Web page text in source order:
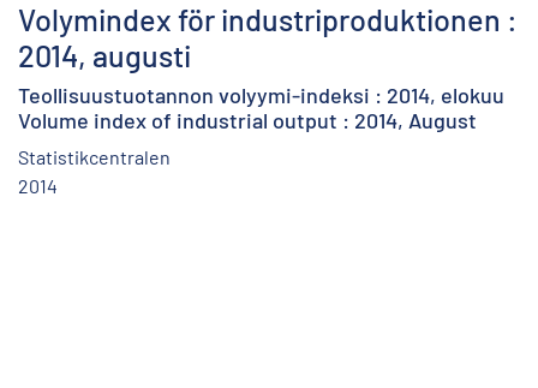
Volymindex för industriproduktionen :
2014, augusti
Teollisuustuotannon volyymi-indeksi : 2014, elokuu
Volume index of industrial output : 2014, August
Statistikcentralen
2014